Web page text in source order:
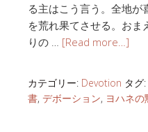
る主はこう言う。全地が
を荒れ果てさせる。お
りの … [Read more…]
カテゴリー: Devotion タグ:
書, デボーション, ヨハネの